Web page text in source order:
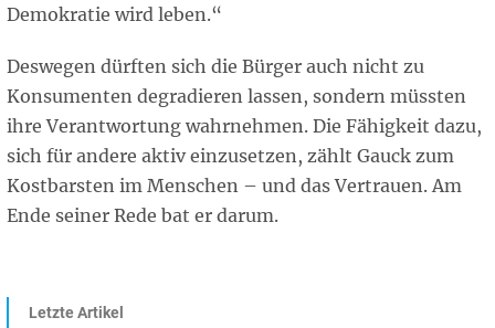
Demokratie wird leben.“
Deswegen dürften sich die Bürger auch nicht zu
Konsumenten degradieren lassen, sondern müssten
ihre Verantwortung wahrnehmen. Die Fähigkeit dazu,
sich für andere aktiv einzusetzen, zählt Gauck zum
Kostbarsten im Menschen – und das Vertrauen. Am
Ende seiner Rede bat er darum.
Letzte Artikel